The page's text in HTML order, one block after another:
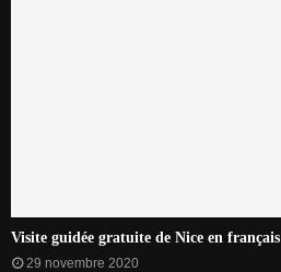
Visite guidée gratuite de Nice en français
29 novembre 2020